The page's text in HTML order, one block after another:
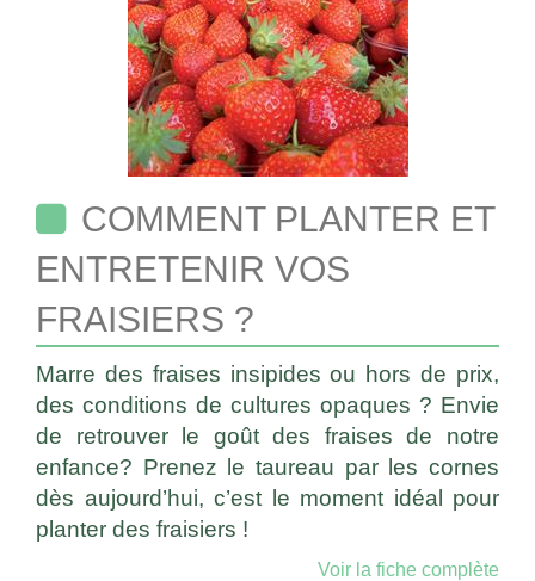
COMMENT PLANTER ET
ENTRETENIR VOS
FRAISIERS ?
Marre des fraises insipides ou hors de prix,
des conditions de cultures opaques ? Envie
de retrouver le goût des fraises de notre
enfance? Prenez le taureau par les cornes
dès aujourd’hui, c’est le moment idéal pour
planter des fraisiers !
Voir la fiche complète